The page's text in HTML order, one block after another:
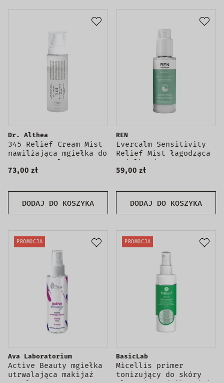
DODAJ DO KOSZYKA
Dr. Althea
345 Relief Cream Mist
nawilżająca mgiełka do
twarzy 100ml
73,00 zł
DODAJ DO KOSZYKA
REN
Evercalm Sensitivity
Relief Mist łagodząca
mgiełka do twarzy
100ml
59,00 zł
PROMOCJA
Ava Laboratorium
Active Beauty mgiełka
utrwalająca makijaż
PROMOCJA
BasicLab
Micellis primer
tonizujący do skóry